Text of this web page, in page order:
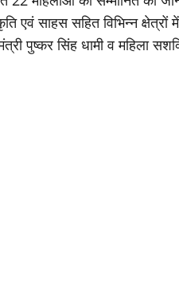
एवं साहस सहित विभिन्न क्षेत्रों
पुष्कर सिंह धामी व महिला